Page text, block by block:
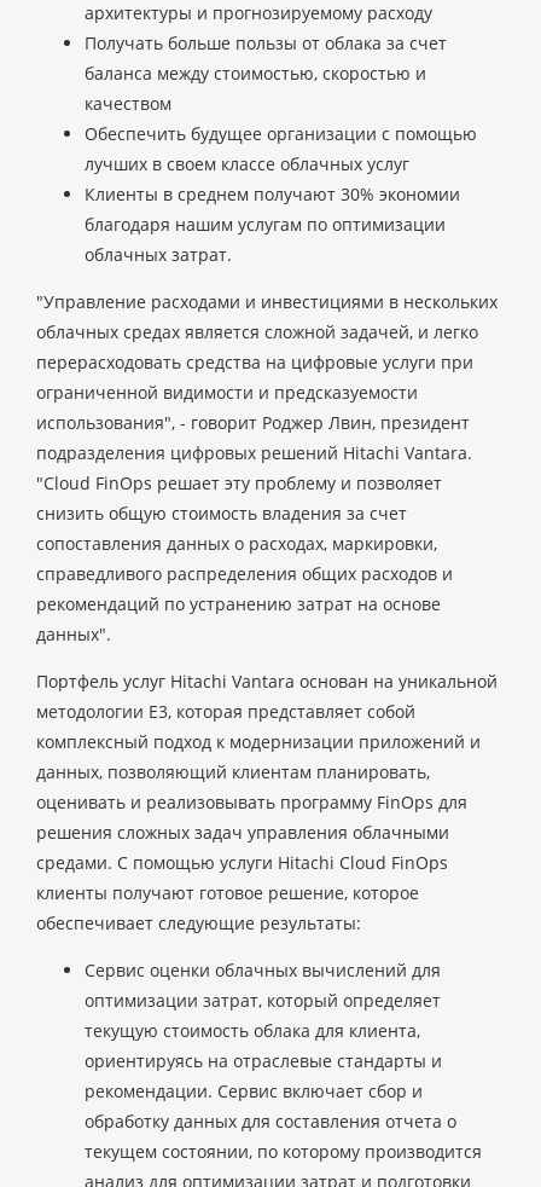
архитектуры и прогнозируемому расходу
Получать больше пользы от облака за счет
баланса между стоимостью, скоростью и
качеством
Обеспечить будущее организации с помощью
лучших в своем классе облачных услуг
Клиенты в среднем получают 30% экономии
благодаря нашим услугам по оптимизации
облачных затрат.
"Управление расходами и инвестициями в нескольких
облачных средах является сложной задачей, и легко
перерасходовать средства на цифровые услуги при
ограниченной видимости и предсказуемости
использования", - говорит Роджер Лвин, президент
подразделения цифровых решений Hitachi Vantara.
"Cloud FinOps решает эту проблему и позволяет
снизить общую стоимость владения за счет
сопоставления данных о расходах, маркировки,
справедливого распределения общих расходов и
рекомендаций по устранению затрат на основе
данных".
Портфель услуг Hitachi Vantara основан на уникальной
методологии E3, которая представляет собой
комплексный подход к модернизации приложений и
данных, позволяющий клиентам планировать,
оценивать и реализовывать программу FinOps для
решения сложных задач управления облачными
средами. С помощью услуги Hitachi Cloud FinOps
клиенты получают готовое решение, которое
обеспечивает следующие результаты:
Сервис оценки облачных вычислений для
оптимизации затрат, который определяет
текущую стоимость облака для клиента,
ориентируясь на отраслевые стандарты и
рекомендации. Сервис включает сбор и
обработку данных для составления отчета о
текущем состоянии, по которому производится
анализ для оптимизации затрат и подготовки